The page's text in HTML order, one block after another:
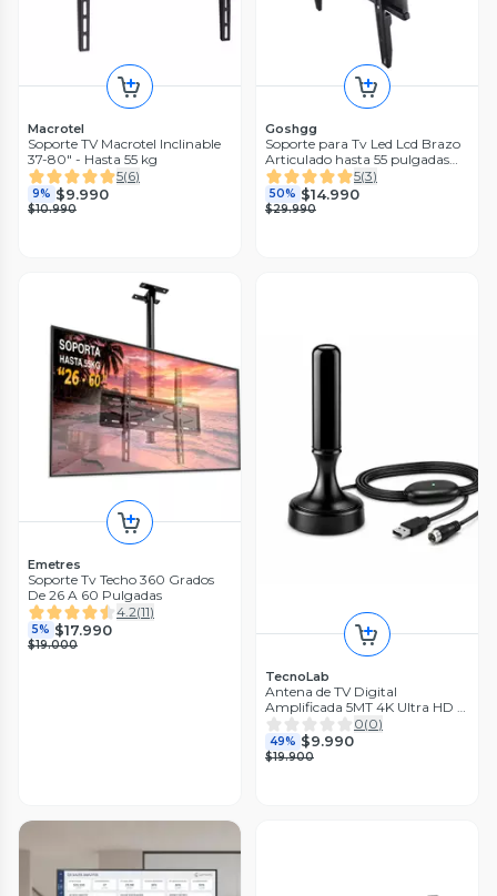
Macrotel
Soporte TV Macrotel Inclinable
37-80" - Hasta 55 kg
5(6)
9% $9.990
$10.990
Goshgg
Soporte para Tv Led Lcd Brazo
Articulado hasta 55 pulgadas
50Kg
5(3)
50% $14.990
$29.990
Emetres
Soporte Tv Techo 360 Grados
De 26 A 60 Pulgadas
4.2(11)
5% $17.990
$19.000
TecnoLab
Antena de TV Digital
Amplificada 5MT 4K Ultra HD /
FHD TL590
0(0)
49% $9.990
$19.900